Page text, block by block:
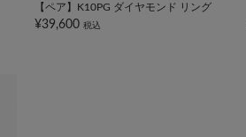
【ペア】K10PG ダイヤモンド リング
¥39,600 税込